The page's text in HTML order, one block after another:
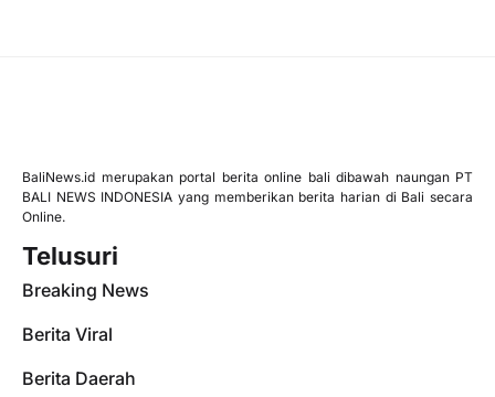
BaliNews.id merupakan portal berita online bali dibawah naungan PT
BALI NEWS INDONESIA yang memberikan berita harian di Bali secara
Online.
Telusuri
Breaking News
Berita Viral
Berita Daerah